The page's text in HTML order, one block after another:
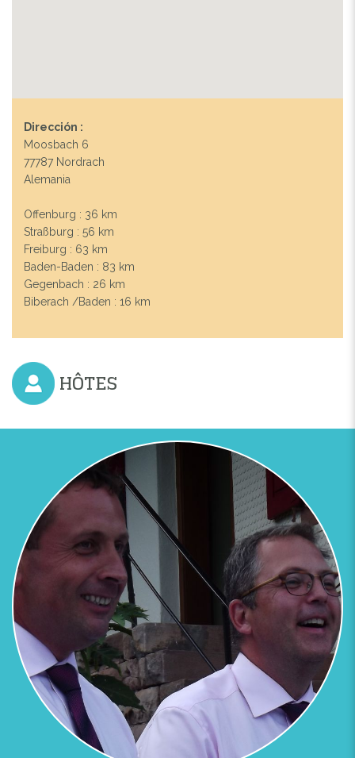
Previous Next
Dirección :
Moosbach 6
77787 Nordrach
Alemania
Offenburg : 36 km
Straßburg : 56 km
Freiburg : 63 km
Baden-Baden : 83 km
Gegenbach : 26 km
Biberach /Baden : 16 km
HÔTES